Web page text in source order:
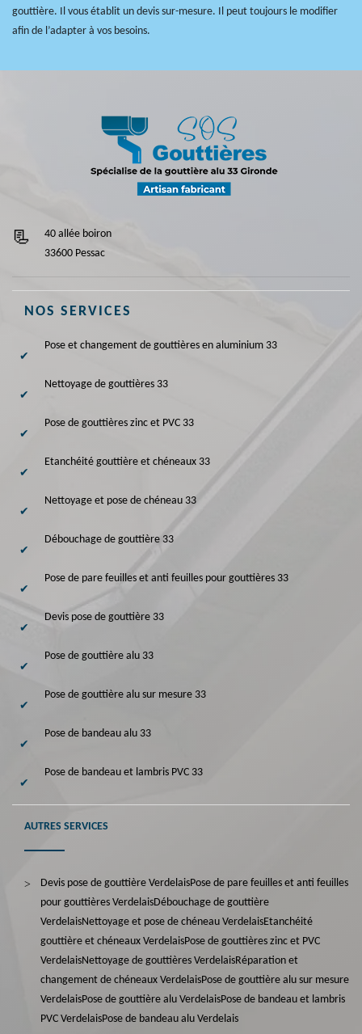
gouttière. Il vous établit un devis sur-mesure. Il peut toujours le modifier
afin de l’adapter à vos besoins.
40 allée boiron
33600 Pessac
NOS SERVICES
Pose et changement de gouttières en aluminium 33
Nettoyage de gouttières 33
Pose de gouttières zinc et PVC 33
Etanchéité gouttière et chéneaux 33
Nettoyage et pose de chéneau 33
Débouchage de gouttière 33
Pose de pare feuilles et anti feuilles pour gouttières 33
Devis pose de gouttière 33
Pose de gouttière alu 33
Pose de gouttière alu sur mesure 33
Pose de bandeau alu 33
Pose de bandeau et lambris PVC 33
AUTRES SERVICES
Devis pose de gouttière VerdelaisPose de pare feuilles et anti feuilles
pour gouttières VerdelaisDébouchage de gouttière
VerdelaisNettoyage et pose de chéneau VerdelaisEtanchéité
gouttière et chéneaux VerdelaisPose de gouttières zinc et PVC
VerdelaisNettoyage de gouttières VerdelaisRéparation et
changement de chéneaux VerdelaisPose de gouttière alu sur mesure
VerdelaisPose de gouttière alu VerdelaisPose de bandeau et lambris
PVC VerdelaisPose de bandeau alu Verdelais